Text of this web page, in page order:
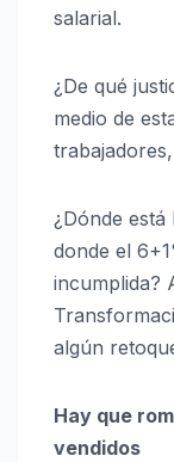
salarial.
¿De qué
medio de
¿Dónde está
donde el
incumplida?
algún
Hay que
vendidos